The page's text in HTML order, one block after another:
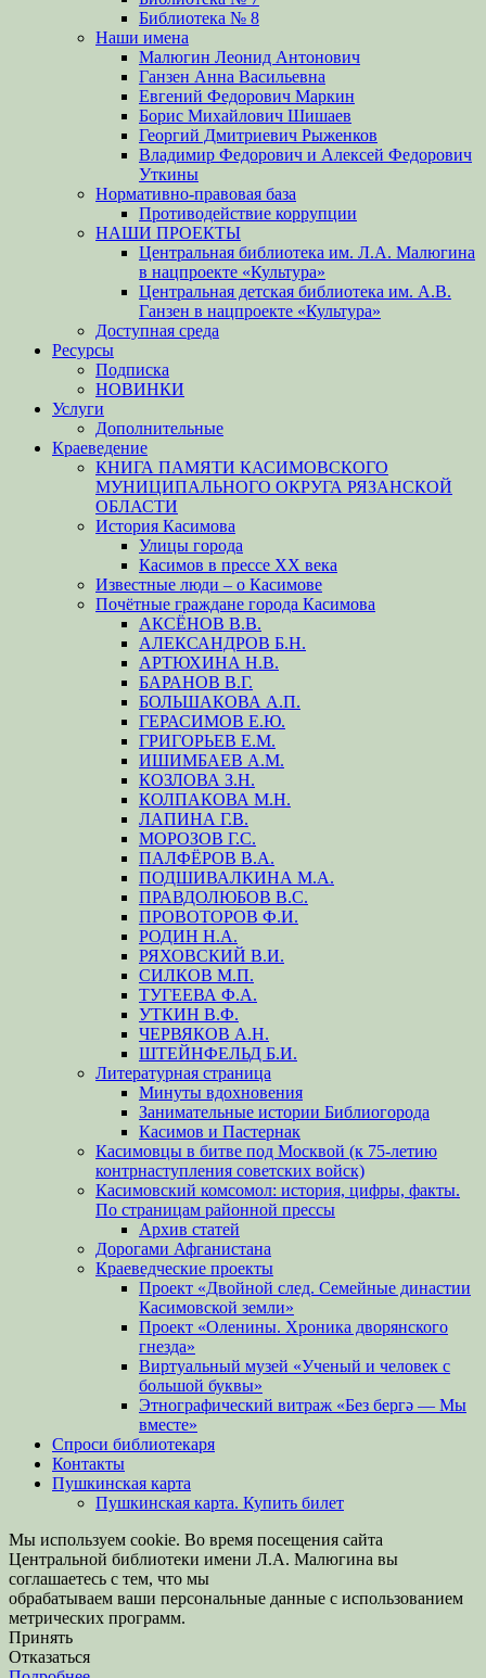
Библиотека № 8
Наши имена
Малюгин Леонид Антонович
Ганзен Анна Васильевна
Евгений Федорович Маркин
Борис Михайлович Шишаев
Георгий Дмитриевич Рыженков
Владимир Федорович и Алексей Федорович
Уткины
Нормативно-правовая база
Противодействие коррупции
НАШИ ПРОЕКТЫ
Центральная библиотека им. Л.А. Малюгина
в нацпроекте «Культура»
Центральная детская библиотека им. А.В.
Ганзен в нацпроекте «Культура»
Доступная среда
Ресурсы
Подписка
НОВИНКИ
Услуги
Дополнительные
Краеведение
КНИГА ПАМЯТИ КАСИМОВСКОГО
МУНИЦИПАЛЬНОГО ОКРУГА РЯЗАНСКОЙ
ОБЛАСТИ
История Касимова
Улицы города
Касимов в прессе XX века
Известные люди – о Касимове
Почётные граждане города Касимова
АКСЁНОВ В.В.
АЛЕКСАНДРОВ Б.Н.
АРТЮХИНА Н.В.
БАРАНОВ В.Г.
БОЛЬШАКОВА А.П.
ГЕРАСИМОВ Е.Ю.
ГРИГОРЬЕВ Е.М.
ИШИМБАЕВ А.М.
КОЗЛОВА З.Н.
КОЛПАКОВА М.Н.
ЛАПИНА Г.В.
МОРОЗОВ Г.С.
ПАЛФЁРОВ В.А.
ПОДШИВАЛКИНА М.А.
ПРАВДОЛЮБОВ В.С.
ПРОВОТОРОВ Ф.И.
РОДИН Н.А.
РЯХОВСКИЙ В.И.
СИЛКОВ М.П.
ТУГЕЕВА Ф.А.
УТКИН В.Ф.
ЧЕРВЯКОВ А.Н.
ШТЕЙНФЕЛЬД Б.И.
Литературная страница
Минуты вдохновения
Занимательные истории Библиогорода
Касимов и Пастернак
Касимовцы в битве под Москвой (к 75-летию
контрнаступления советских войск)
Касимовский комсомол: история, цифры, факты.
По страницам районной прессы
Архив статей
Дорогами Афганистана
Краеведческие проекты
Проект «Двойной след. Семейные династии
Касимовской земли»
Проект «Оленины. Хроника дворянского
гнезда»
Виртуальный музей «Ученый и человек с
большой буквы»
Этнографический витраж «Без бергə — Мы
вместе»
Спроси библиотекаря
Контакты
Пушкинская карта
Пушкинская карта. Купить билет
Мы используем cookie. Во время посещения сайта
Центральной библиотеки имени Л.А. Малюгина вы
соглашаетесь с тем, что мы
обрабатываем ваши персональные данные с использованием
метрических программ.
Принять
Отказаться